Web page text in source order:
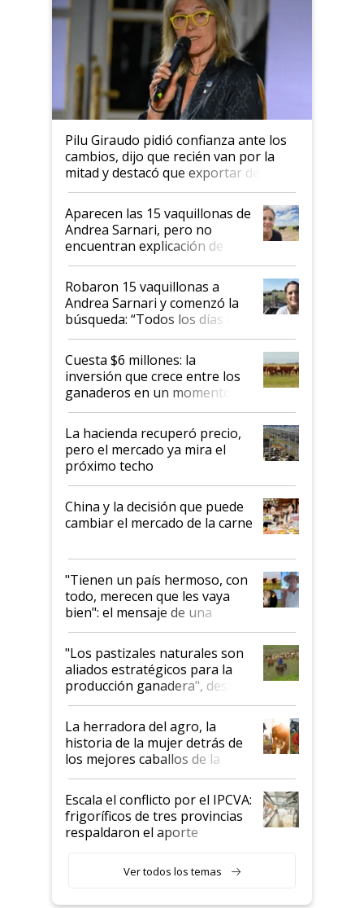
Pilu Giraudo pidió confianza ante los
cambios, dijo que recién van por la
mitad y destacó que exportar dejó de
ser "para unos pocos": "Tenemos un
mandato muy claro del gobierno
nacional"
Aparecen las 15 vaquillonas de
Andrea Sarnari, pero no
encuentran explicación de
cómo llegaron allí
Robaron 15 vaquillonas a
Andrea Sarnari y comenzó la
búsqueda: “Todos los días le
toca a algún productor”
Cuesta $6 millones: la
inversión que crece entre los
ganaderos en un momento
histórico para la actividad
La hacienda recuperó precio,
pero el mercado ya mira el
próximo techo
China y la decisión que puede
cambiar el mercado de la carne
"Tienen un país hermoso, con
todo, merecen que les vaya
bien": el mensaje de una
ganadera uruguaya sobre las
oportunidades que se abren
para el agro en Argentina, con
foco en la carne
"Los pastizales naturales son
aliados estratégicos para la
producción ganadera", destaca
la iniciativa que ya reúne a 46
establecimientos en Argentina
La herradora del agro, la
historia de la mujer detrás de
los mejores caballos de la
Argentina y los mitos que
todavía hacen sufrir a estos
animales: "Mientras me
descalificaban, yo seguí
haciendo currículum"
Escala el conflicto por el IPCVA:
frigoríficos de tres provincias
respaldaron el aporte
Ver todos los temas